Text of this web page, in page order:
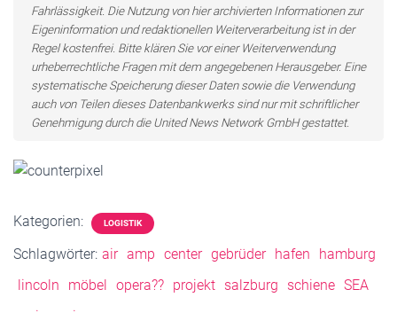
Fahrlässigkeit. Die Nutzung von hier archivierten Informationen zur
Eigeninformation und redaktionellen Weiterverarbeitung ist in der
Regel kostenfrei. Bitte klären Sie vor einer Weiterverwendung
urheberrechtliche Fragen mit dem angegebenen Herausgeber. Eine
systematische Speicherung dieser Daten sowie die Verwendung
auch von Teilen dieses Datenbankwerks sind nur mit schriftlicher
Genehmigung durch die United News Network GmbH gestattet.
Kategorien: LOGISTIK
Schlagwörter: air amp center gebrüder hafen
hamburg
lincoln
möbel opera?? projekt salzburg schiene SEA